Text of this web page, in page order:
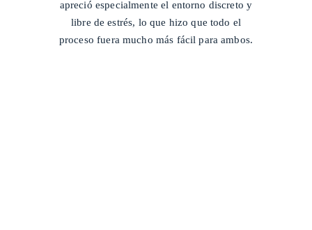
apreció especialmente el entorno discreto y
libre de estrés, lo que hizo que todo el
proceso fuera mucho más fácil para ambos.